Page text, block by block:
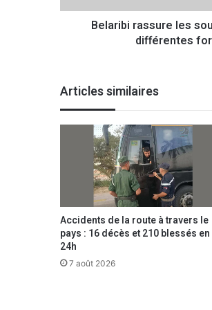
r
e
l
e
r
i
p
Belaribi rassure les
différentes
Articles similaires
Accidents de la route à travers le
pays : 16 décès et 210 blessés en
24h
7 août 2026